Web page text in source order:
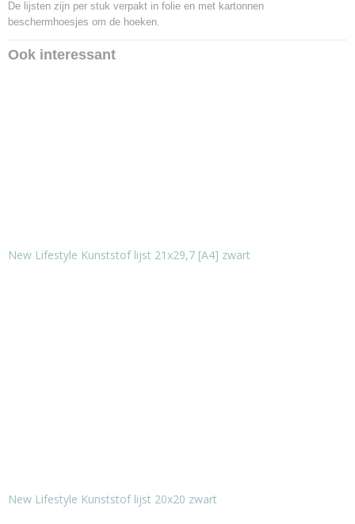
De lijsten zijn per stuk verpakt in folie en met kartonnen
beschermhoesjes om de hoeken.
Ook interessant
New Lifestyle Kunststof lijst 21x29,7 [A4] zwart
New Lifestyle Kunststof lijst 20x20 zwart